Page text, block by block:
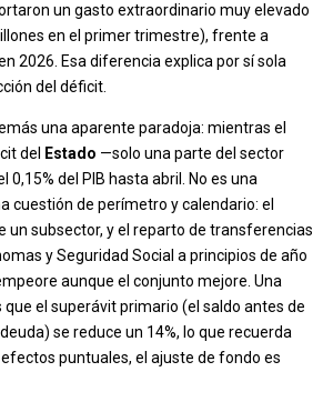
un gasto extraordinario muy elevado
en el primer trimestre), frente a
2026. Esa diferencia explica por sí sola
del déficit.
una aparente paradoja: mientras el
del
Estado —solo una parte del sector
0,15% del PIB hasta abril. No es una
cuestión de perímetro y calendario: el
un subsector, y el reparto de transferencias
y Seguridad Social a principios de año
aunque el conjunto mejore. Una
que el superávit primario (el saldo antes de
se reduce un 14%, lo que recuerda
puntuales, el ajuste de fondo es